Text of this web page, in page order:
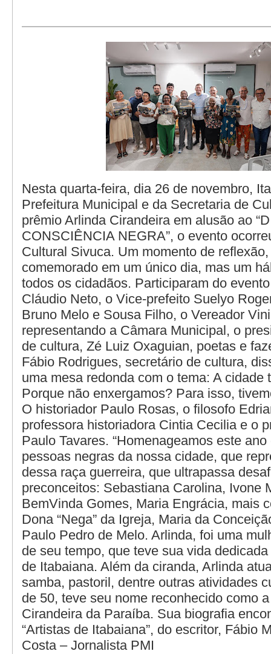
Nesta quarta-feira, dia 26 de novembro,
Prefeitura Municipal e da Secretaria de
prêmio Arlinda Cirandeira em alusão ao
CONSCIÊNCIA NEGRA”, o evento
Cultural Sivuca. Um momento de
comemorado em um único dia, mas um
todos os cidadãos. Participaram do
Cláudio Neto, o Vice-prefeito Suelyo
Bruno Melo e Sousa Filho, o Vereador
representando a Câmara Municipal, o
de cultura, Zé Luiz Oxaguian, poetas e
Fábio Rodrigues, secretário de cultura,
uma mesa redonda com o tema: A cidade
Porque não enxergamos? Para isso,
O historiador Paulo Rosas, o filosofo
professora historiadora Cintia Cecilia e o
Paulo Tavares. “Homenageamos este
pessoas negras da nossa cidade, que
dessa raça guerreira, que ultrapassa
preconceitos: Sebastiana Carolina, Ivone
BemVinda Gomes, Maria Engrácia, mais
Dona “Nega” da Igreja, Maria da
Paulo Pedro de Melo. Arlinda, foi uma
de seu tempo, que teve sua vida
de Itabaiana. Além da ciranda, Arlinda
samba, pastoril, dentre outras atividades
de 50, teve seu nome reconhecido como
Cirandeira da Paraíba. Sua biografia
“Artistas de Itabaiana”, do escritor, Fábio
Costa – Jornalista PMI